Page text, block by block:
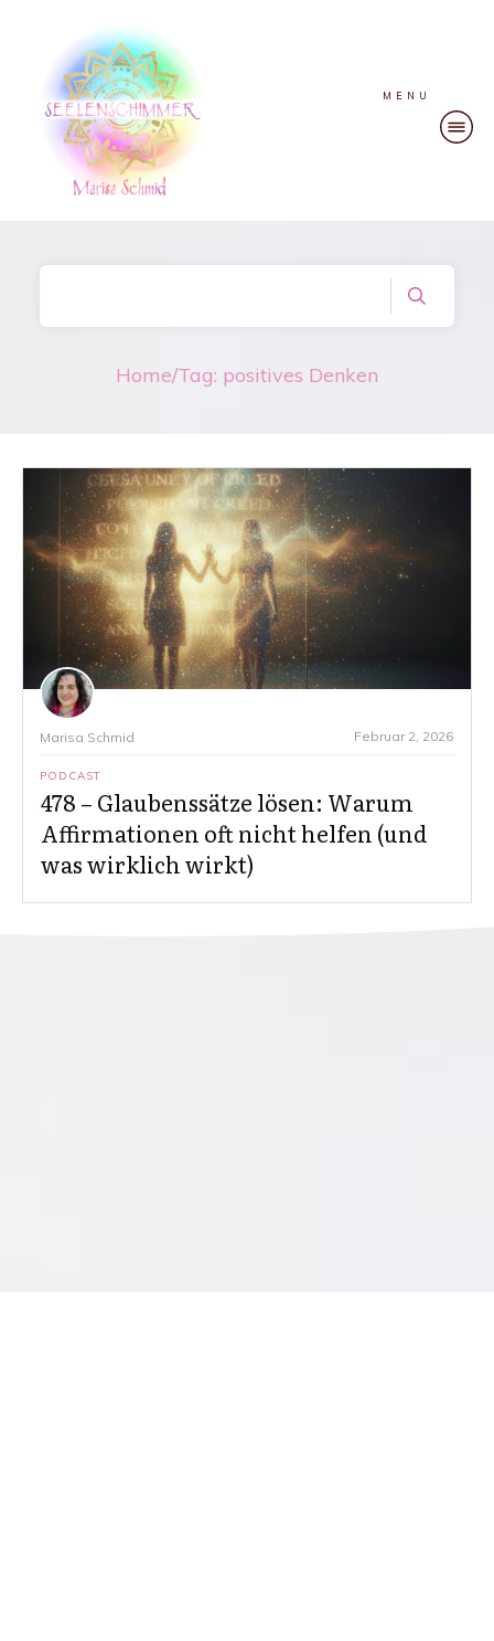
MENU
Home/Tag: positives Denken
Marisa Schmid Februar 2, 2026
PODCAST
478 – Glaubenssätze lösen: Warum
Affirmationen oft nicht helfen (und
was wirklich wirkt)